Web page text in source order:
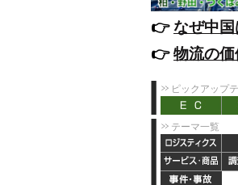
👉️なぜ中
👉️物流の
ピックアップ
テーマ一覧